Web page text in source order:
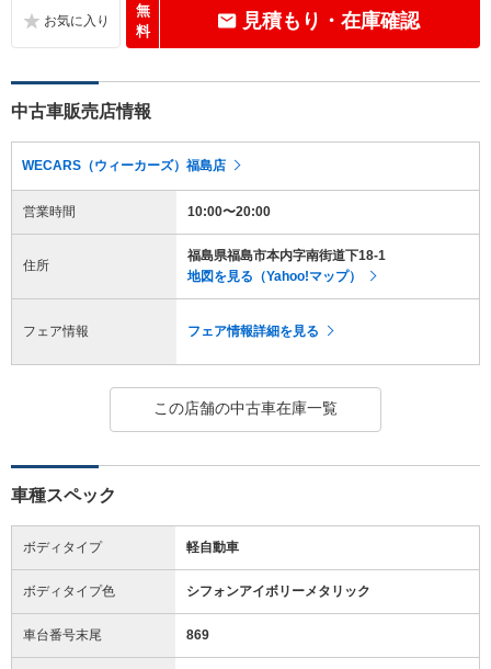
無
料
見積もり・在庫確認
中古車販売店情報
WECARS（ウィーカーズ）福島店
営業時間 10:00〜20:00
住所
福島県福島市本内字南街道下18-1
地図を見る（Yahoo!マップ）
フェア情報 フェア情報詳細を見る
この店舗の中古車在庫一覧
車種スペック
ボディタイプ 軽自動車
ボディタイプ色 シフォンアイボリーメタリック
車台番号末尾 869